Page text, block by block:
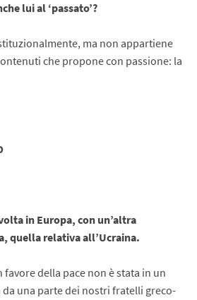
lui al ‘passato’?
ma non appartiene
che propone con passione: la
in Europa, con un’altra
quella relativa all’Ucraina.
favore della pace non è stata in un
una parte dei nostri fratelli greco-